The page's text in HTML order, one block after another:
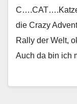
die Crazy
Rally der Welt,
Auch da bin ich